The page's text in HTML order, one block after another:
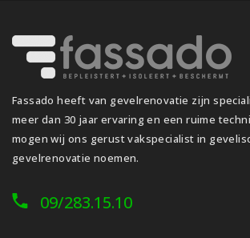
Fassado heeft van gevelrenovatie zijn
meer dan 30 jaar ervaring en een ruime
mogen wij ons gerust vakspecialist in
gevelrenovatie noemen.
09/283.15.10